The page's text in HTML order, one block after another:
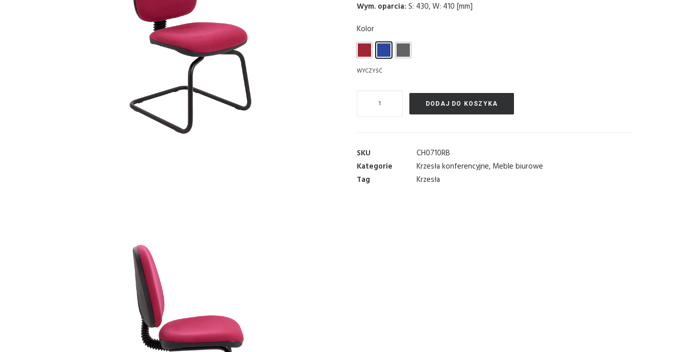
Wym. oparcia: S: 430, W: 410 [mm]
Kolor
wyczyść
Zoom
DODAJ DO KOSZYKA
SKU
CH0710RB
Kategorie
Krzesła konferencyjne, Meble biurowe
Tag
Krzesła